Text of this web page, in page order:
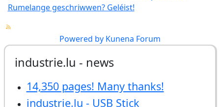
Rumelange geschriwwen? Geléist!
Powered by Kunena Forum
industrie.lu - news
14,350 pages! Many thanks!
industrie.lu - USB Stick